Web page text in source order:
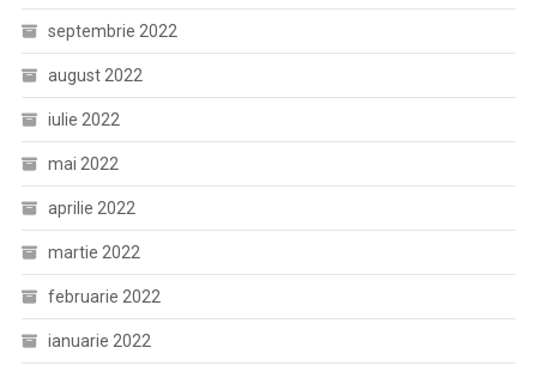
septembrie 2022
august 2022
iulie 2022
mai 2022
aprilie 2022
martie 2022
februarie 2022
ianuarie 2022